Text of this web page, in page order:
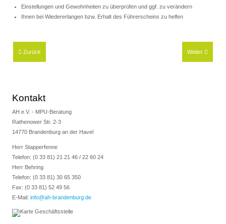
Einstellungen und Gewohnheiten zu überprüfen und ggf. zu verändern
Ihnen bei Wiedererlangen bzw. Erhalt des Führerscheins zu helfen
Zurück Weiter
Kontakt
AH e.V. - MPU-Beratung
Rathenower Str. 2-3
14770 Brandenburg an der Havel
Herr Stapperfenne
Telefon: (0 33 81) 21 21 46 / 22 60 24
Herr Behring
Telefon: (0 33 81) 30 65 350
Fax: (0 33 81) 52 49 56
E-Mail: info@ah-brandenburg.de